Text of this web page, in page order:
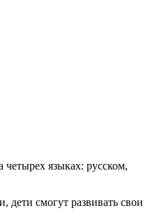
языках: русском,
смогут развивать свои